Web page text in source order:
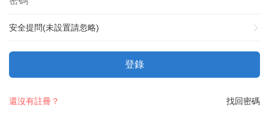
安全提問(未設置請忽略)
登錄
找回密碼
還沒有註冊？